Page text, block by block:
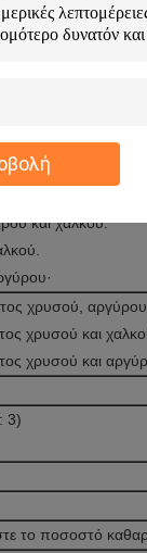
0.005g
πλατίνα,
και χαλκού.
χρυσού, αργύρου
χρυσού και
χρυσού και
3)
το ποσοστό